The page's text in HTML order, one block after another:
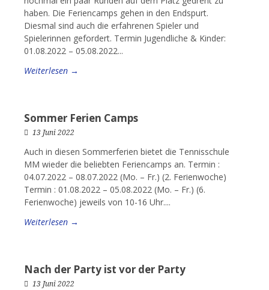
haben. Die Feriencamps gehen in den Endspurt.
Diesmal sind auch die erfahrenen Spieler und
Spielerinnen gefordert. Termin Jugendliche & Kinder:
01.08.2022 – 05.08.2022...
Weiterlesen →
Sommer Ferien Camps
13 Juni 2022
Auch in diesen Sommerferien bietet die Tennisschule
MM wieder die beliebten Feriencamps an. Termin :
04.07.2022 – 08.07.2022 (Mo. – Fr.) (2. Ferienwoche)
Termin : 01.08.2022 – 05.08.2022 (Mo. – Fr.) (6.
Ferienwoche) jeweils von 10-16 Uhr....
Weiterlesen →
Nach der Party ist vor der Party
13 Juni 2022